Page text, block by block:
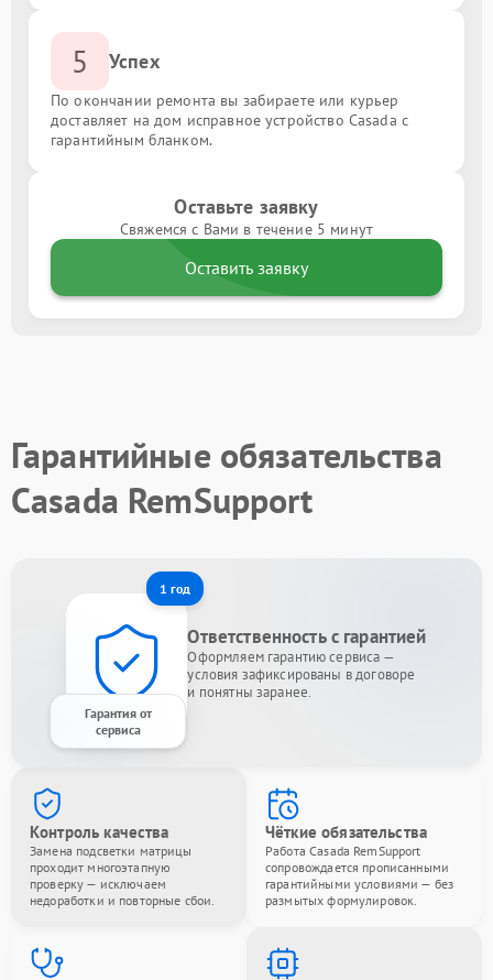
5 Успех
По окончании ремонта вы забираете или курьер
доставляет на дом исправное устройство Casada с
гарантийным бланком.
Оставьте заявку
Свяжемся с Вами в течение 5 минут
Оставить заявку
Гарантийные обязательства
Casada RemSupport
1 год
Гарантия от
сервиса
Ответственность с гарантией
Оформляем гарантию сервиса —
условия зафиксированы в договоре
и понятны заранее.
Контроль качества
Замена подсветки матрицы
проходит многоэтапную
проверку — исключаем
недоработки и повторные сбои.
Чёткие обязательства
Работа Casada RemSupport
сопровождается прописанными
гарантийными условиями — без
размытых формулировок.